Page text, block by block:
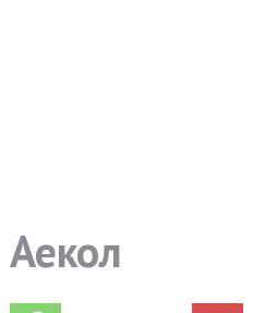
Аекол